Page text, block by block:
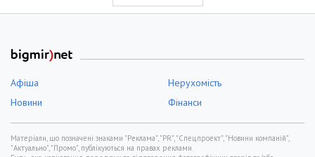
Афіша
Нерухомість
Новини
Фінанси
Матеріали, що позначені знаками "Реклама", "PR", "Спецпроект", "Новини компаній",
"Актуально", "Промо", публікуються на правах реклами.